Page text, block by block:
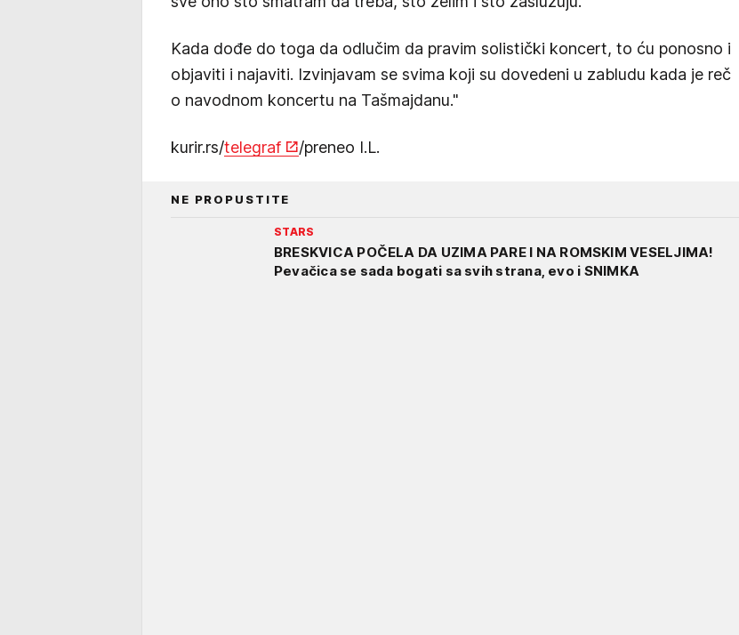
Kada dođe do toga da odlučim da pravim solistički koncert, to ću ponosno i
objaviti i najaviti. Izvinjavam se svima koji su dovedeni u zabludu kada je reč
o navodnom koncertu na Tašmajdanu."
kurir.rs/telegraf /preneo I.L.
NE PROPUSTITE
STARS
BRESKVICA POČELA DA UZIMA PARE I NA ROMSKIM VESELJIMA!
Pevačica se sada bogati sa svih strana, evo i SNIMKA